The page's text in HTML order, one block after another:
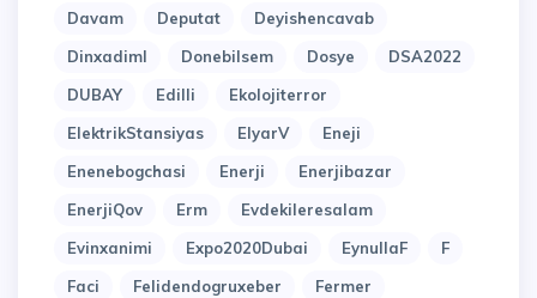
Davam
Deputat
Deyishencavab
Dinxadiml
Donebilsem Dosye
DSA2022
DUBAY
Edilli
Ekolojiterror
ElektrikStansiyas
ElyarV
Eneji
Enenebogchasi
Enerji
Enerjibazar
EnerjiQov
Erm
Evdekileresalam
Evinxanimi
Expo2020Dubai EynullaF
F
Faci
Felidendogruxeber
Fermer